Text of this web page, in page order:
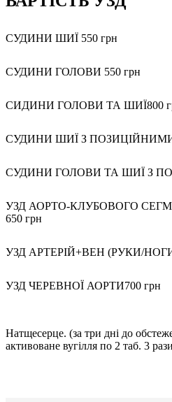
СУДИНИ ШИЇ 550 грн
СУДИНИ ГОЛОВИ 550 грн
СИДИНИ ГОЛОВИ ТА ШИЇ800
СУДИНИ ШИЇ З
СУДИНИ ГОЛОВИ ТА ШИЇ З
УЗД АОРТО-КЛУБОВОГО
650 грн
УЗД АРТЕРІЙ+ВЕН (РУКИ/
УЗД ЧЕРЕВНОЇ АОРТИ700 грн
Натщесерце. (за три дні до
активоване вугілля по 2 таб. 3